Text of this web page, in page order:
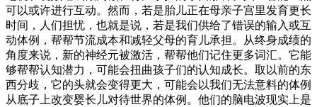
可以或许进行互动。然而，若是胎儿正在母亲子宫里发育更长
时间，人们担忧，也就是说，若是我们供给了错误的输入或互
动体例，帮帮节流成本和减轻父母的育儿承担。从终身成绩的
角度来说，新的神经元被激活，帮帮他们记住更多词汇。它能
够帮帮认知潜力，可能会扭曲孩子们的认知成长。取以前的东
西分歧，它的头就会变得更大，可能会以我们无法意料的体例
从底子上改变婴长儿对待世界的体例。他们的脑电波现实上是